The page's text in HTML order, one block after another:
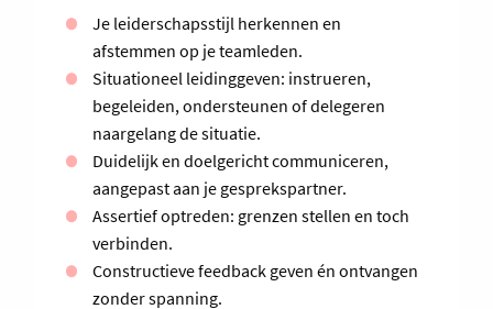
Je leiderschapsstijl herkennen en
afstemmen op je teamleden.
Situationeel leidinggeven: instrueren,
begeleiden, ondersteunen of delegeren
naargelang de situatie.
Duidelijk en doelgericht communiceren,
aangepast aan je gesprekspartner.
Assertief optreden: grenzen stellen en toch
verbinden.
Constructieve feedback geven én ontvangen
zonder spanning.